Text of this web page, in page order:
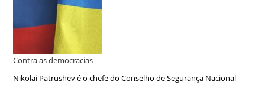
Contra as democracias
Nikolai Patrushev é o chefe do Conselho de Segurança Nacional